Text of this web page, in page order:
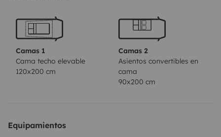
Camas 1
Cama techo elevable
120x200 cm
Camas 2
Asientos convertibles en
cama
90x200 cm
Equipamientos